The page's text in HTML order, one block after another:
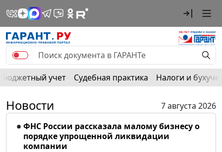
Бюджетный учет Судебная практика Налоги и
Новости
7 августа 2026
ФНС России рассказала малому бизнесу о
порядке упрощенной ликвидации
компании